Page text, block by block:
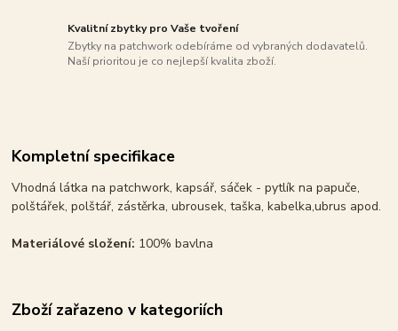
Kvalitní zbytky pro Vaše tvoření
Zbytky na patchwork odebíráme od vybraných dodavatelů.
Naší prioritou je co nejlepší kvalita zboží.
Kompletní specifikace
Vhodná látka na patchwork, kapsář, sáček - pytlík na papuče,
polštářek, polštář, zástěrka, ubrousek, taška, kabelka,ubrus apod.
Materiálové složení: 100% bavlna
Zboží zařazeno v kategoriích